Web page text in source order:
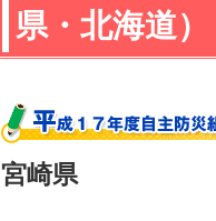
県・北海道）
宮崎県